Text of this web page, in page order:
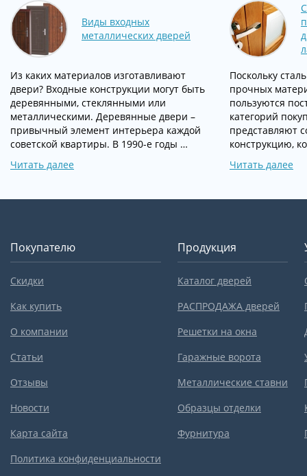
Виды входных
металлических дверей
Из каких материалов изготавливают
двери? Входные конструкции могут быть
деревянными, стеклянными или
металлическими. Деревянные двери –
привычный элемент интерьера каждой
советской квартиры. В 1990-е годы …
Читать далее
Поскольку
прочных
пользуются
категорий
представляют
конструкцию,
Читать далее
Покупателю
Скидки
Как купить
О компании
Статьи
Отзывы
Новости
Карта сайта
Политика конфиденциальности
Продукция
Каталог дверей
РАСПРОДАЖА дверей
Решетки на окна
Гаражные ворота
Металлические ставни
Образцы отделки
Фурнитура